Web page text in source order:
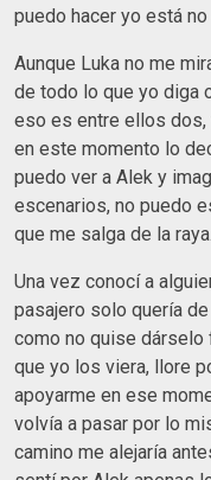
puedo hacer yo está
Aunque Luka no me
de todo lo que yo diga
eso es entre ellos dos,
en este momento lo
puedo ver a Alek y
escenarios, no puedo
que me salga de la
Una vez conocí a
pasajero solo quería
como no quise dárselo
que yo los viera, llore
apoyarme en ese
volvía a pasar por lo
camino me alejaría